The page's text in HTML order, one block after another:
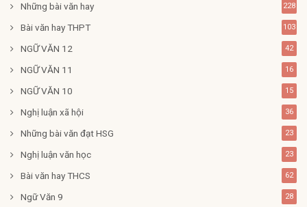
Những bài văn hay 228
Bài văn hay THPT 103
NGỮ VĂN 12 42
NGỮ VĂN 11 16
NGỮ VĂN 10 15
Nghị luận xã hội 36
Những bài văn đạt HSG 23
Nghị luận văn học 23
Bài văn hay THCS 62
Ngữ Văn 9 28